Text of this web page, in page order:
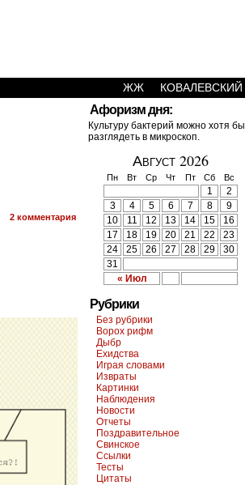
ЖЖ КОВАЛЕВСКИЙ
2 комментария
Афоризм дня:
Культуру бактерий можно хотя бы
разглядеть в микроскоп.
Август 2026
Пн Вт Ср Чт Пт Сб Вс
« Июл
1
2
3
4 5 6 7 8
9
10
11 12 13 14 15
16
17
18 19 20 21 22
23
24
25 26 27 28 29
30
31
Рубрики
Без рубрики
Ворох рифм
Дыбр
Ехидства
Играя словами
Извраты
Картинки
Наблюдения
Новости
Отчеты
Поздравительное
Свинское
Ссылки
Тесты
Цитаты